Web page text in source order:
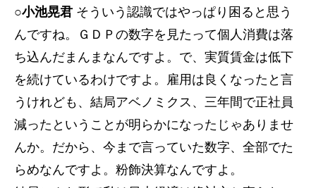
○小池晃君 そういう認識ではやっぱり困ると思う
んですね。ＧＤＰの数字を見たって個人消費は落
ち込んだまんまなんですよ。で、実質賃金は低下
を続けているわけですよ。雇用は良くなったと言
うけれども、結局アベノミクス、三年間で正社員
減ったということが明らかになったじゃありませ
んか。だから、今まで言っていた数字、全部でた
らめなんですよ。粉飾決算なんですよ。